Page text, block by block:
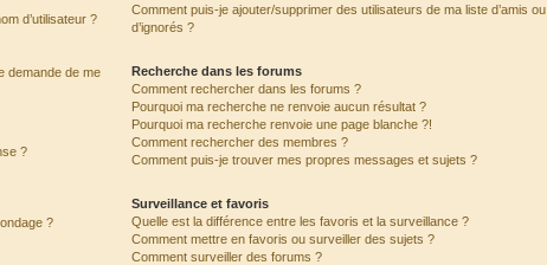
d’utilisateur ?
demande de me
?
?
Comment puis-je ajouter/supprimer des utilisateurs de ma liste d’amis ou
d’ignorés ?
Recherche dans les forums
Comment rechercher dans les forums ?
Pourquoi ma recherche ne renvoie aucun résultat ?
Pourquoi ma recherche renvoie une page blanche ?!
Comment rechercher des membres ?
Comment puis-je trouver mes propres messages et sujets ?
Surveillance et favoris
Quelle est la différence entre les favoris et la surveillance ?
Comment mettre en favoris ou surveiller des sujets ?
Comment surveiller des forums ?